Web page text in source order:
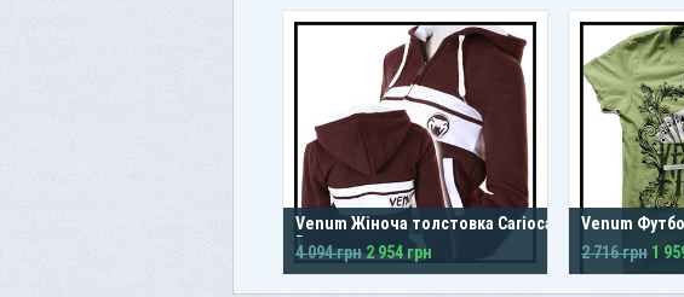
Venum Жіноча толстовка Carioca
Brown
4 094 грн 2 954 грн
Venum
2 716 грн 1